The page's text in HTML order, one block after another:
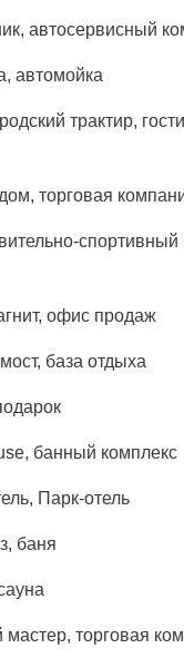
автосервисный
автомойка
трактир,
торговая
спортивный
офис продаж
база отдыха
банный комплекс
Парк-отель
баня
торговая